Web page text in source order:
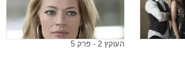
העוקץ 2 - פרק 5